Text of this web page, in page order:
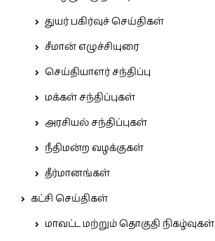
துயர் பகிர்வுச் செய்திகள்
சீமான் எழுச்சியுரை
செய்தியாளர் சந்திப்பு
மக்கள் சந்திப்புகள்
அரசியல் சந்திப்புகள்
நீதிமன்ற வழக்குகள்
தீர்மானங்கள்
கட்சி செய்திகள்
மாவட்ட மற்றும் தொகுதி நிகழ்வுகள்